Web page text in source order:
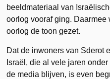
beeldmateriaal van
oorlog vooraf ging.
oorlog de toon gezet.
Dat de inwoners van Sderot
Israël, die al vele jaren
de media blijven, is even